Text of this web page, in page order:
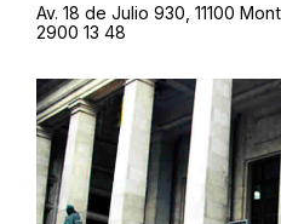
Av. 18 de Julio 930, 11100
2900 13 48